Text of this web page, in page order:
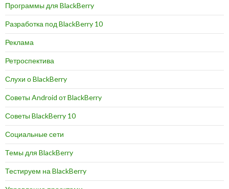
Программы для BlackBerry
Разработка под BlackBerry 10
Реклама
Ретроспектива
Слухи о BlackBerry
Советы Android от BlackBerry
Советы BlackBerry 10
Социальные сети
Темы для BlackBerry
Тестируем на BlackBerry